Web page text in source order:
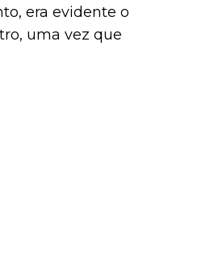
era evidente o
uma vez que